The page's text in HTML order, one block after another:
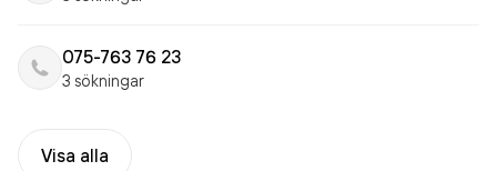
075-763 76 23
3 sökningar
Visa alla